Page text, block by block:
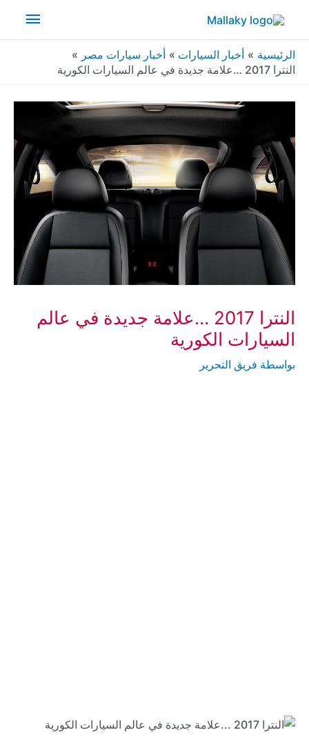
المحتوى
الرئيسية أخبار السيارات
أخبار سيارات مصر
النترا 2017 …علامة جديدة في عالم السيارات الكورية
النترا 2017 …علامة جديدة في عالم
السيارات الكورية
بواسطة فريق التحرير